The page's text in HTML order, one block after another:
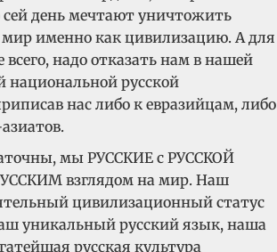
сей день мечтают уничтожить
мир именно как цивилизацию. А для
надо отказать нам в нашей
национальной русской
нас либо к евразийцам, либо
мы РУССКИЕ с РУССКОЙ
взглядом на мир. Наш
цивилизационный статус
уникальный русский язык, наша
русская культура